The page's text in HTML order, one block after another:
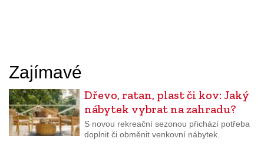
Zajímavé
Dřevo, ratan, plast či kov: Jaký
nábytek vybrat na zahradu?
S novou rekreační sezonou přichází potřeba
doplnit či obměnit venkovní nábytek.